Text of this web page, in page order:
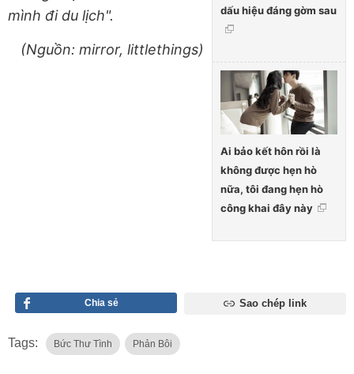
dấu hiệu đáng gờm sau
Ai bảo kết hôn rồi là
không được hẹn hò
nữa, tôi đang hẹn hò
công khai đây này
mình đi du lịch".
(Nguồn: mirror, littlethings)
Chia sẻ Sao chép link
Tags: Bức Thư Tình Phản Bôi